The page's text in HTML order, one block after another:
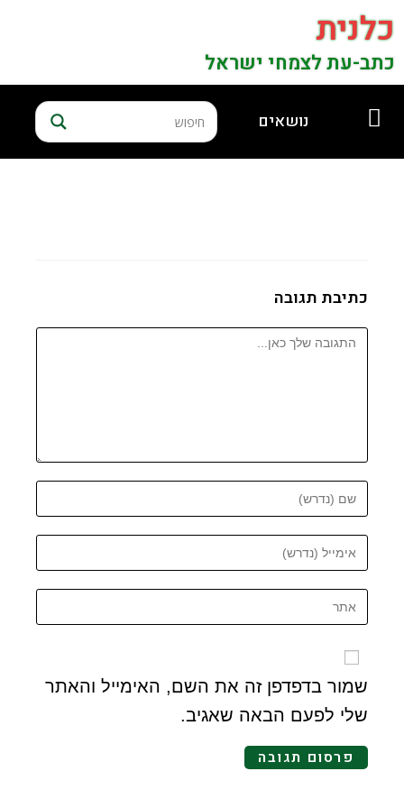
כלנית
כתב-עת לצמחי ישראל
נושאים
כתיבת תגובה
שמור בדפדפן זה את השם, האימייל והאתר
שלי לפעם הבאה שאגיב.